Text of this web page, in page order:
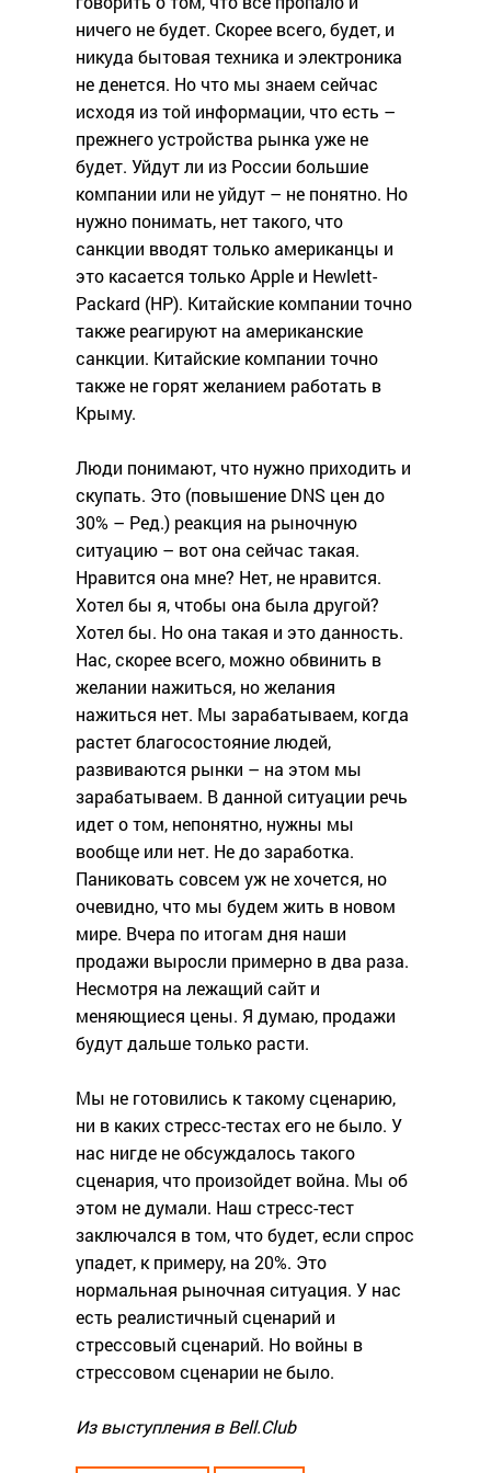
ничего не будет. Скорее всего, будет, и
никуда бытовая техника и электроника
не денется. Но что мы знаем сейчас
исходя из той информации, что есть –
прежнего устройства рынка уже не
будет. Уйдут ли из России большие
компании или не уйдут – не понятно. Но
нужно понимать, нет такого, что
санкции вводят только американцы и
это касается только Apple и Hewlett-
Packard (HP). Китайские компании точно
также реагируют на американские
санкции. Китайские компании точно
также не горят желанием работать в
Крыму.
Люди понимают, что нужно приходить и
скупать. Это (повышение DNS цен до
30% – Ред.) реакция на рыночную
ситуацию – вот она сейчас такая.
Нравится она мне? Нет, не нравится.
Хотел бы я, чтобы она была другой?
Хотел бы. Но она такая и это данность.
Нас, скорее всего, можно обвинить в
желании нажиться, но желания
нажиться нет. Мы зарабатываем, когда
растет благосостояние людей,
развиваются рынки – на этом мы
зарабатываем. В данной ситуации речь
идет о том, непонятно, нужны мы
вообще или нет. Не до заработка.
Паниковать совсем уж не хочется, но
очевидно, что мы будем жить в новом
мире. Вчера по итогам дня наши
продажи выросли примерно в два раза.
Несмотря на лежащий сайт и
меняющиеся цены. Я думаю, продажи
будут дальше только расти.
Мы не готовились к такому сценарию,
ни в каких стресс-тестах его не было. У
нас нигде не обсуждалось такого
сценария, что произойдет война. Мы об
этом не думали. Наш стресс-тест
заключался в том, что будет, если спрос
упадет, к примеру, на 20%. Это
нормальная рыночная ситуация. У нас
есть реалистичный сценарий и
стрессовый сценарий. Но войны в
стрессовом сценарии не было.
Из выступления в Bell.Club